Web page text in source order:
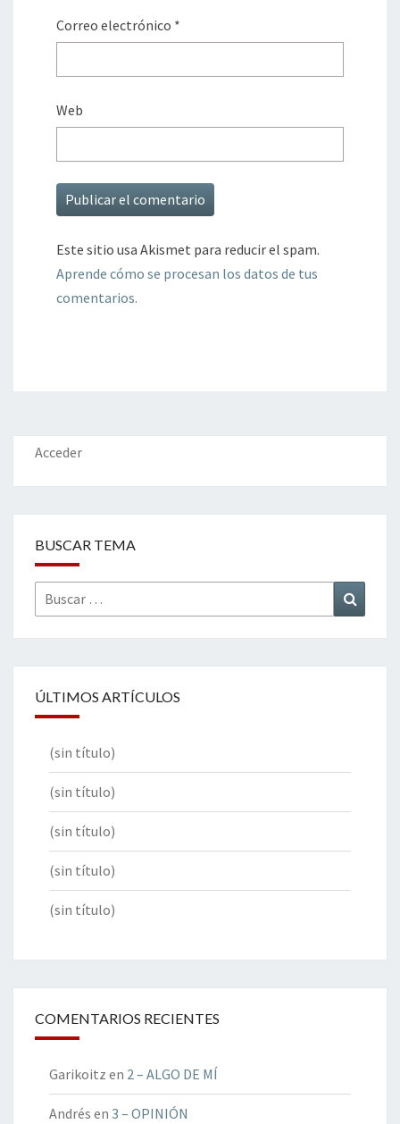
Correo electrónico *
Web
Este sitio usa Akismet para reducir el spam.
Aprende cómo se procesan los datos de tus
comentarios.
Acceder
BUSCAR TEMA
Buscar
por:
ÚLTIMOS ARTÍCULOS
(sin título)
(sin título)
(sin título)
(sin título)
(sin título)
COMENTARIOS RECIENTES
Garikoitz en 2 – ALGO DE MÍ
Andrés en 3 – OPINIÓN